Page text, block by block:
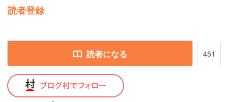
読者登録
読者になる 451